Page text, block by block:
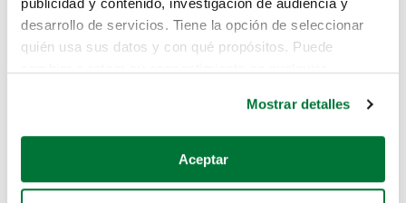
publicidad y contenido, investigación de audiencia y
desarrollo de servicios. Tiene la opción de seleccionar
quién usa sus datos y con qué propósitos. Puede
Si lo permite, también quisiéramos:
Recopilar información sobre su ubicación geográfica
Mostrar detalles
Aceptar
Pero puedes encontrar el coche que estás
buscando en alguno de estos enlaces:
Coches de segunda mano
Coches de km0